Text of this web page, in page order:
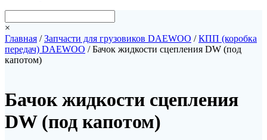
×
Главная /Запчасти для грузовиков DAEWOO /КПП (коробка
передач) DAEWOO / Бачок жидкости сцепления DW (под
капотом)
Бачок жидкости сцепления
DW (под капотом)